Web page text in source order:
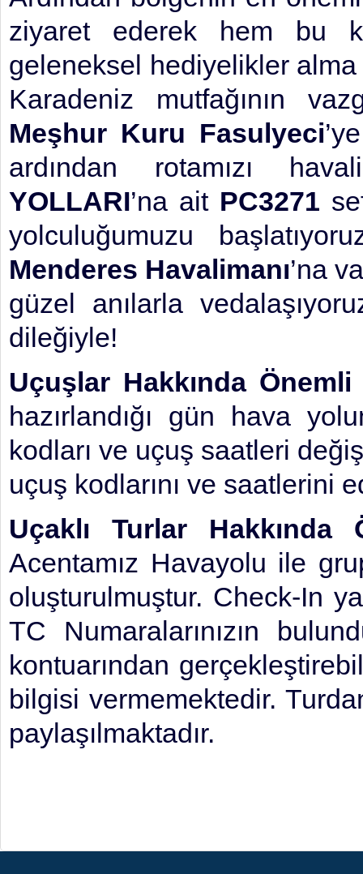
ziyaret ederek hem bu
geleneksel hediyelikler alma
Karadeniz mutfağının
Meşhur Kuru Fasulyeci
ardından rotamızı
YOLLARI’na ait PC3271
yolculuğumuzu
Menderes Havalimanı’na
güzel anılarla
dileğiyle!
Uçuşlar Hakkında
hazırlandığı gün hava
kodları ve uçuş saatleri
uçuş kodlarını ve saatlerini
Uçaklı Turlar Hakkında
Acentamız Havayolu ile
oluşturulmuştur. Check-In
TC Numaralarınızın
kontuarından
bilgisi vermemektedir.
paylaşılmaktadır.